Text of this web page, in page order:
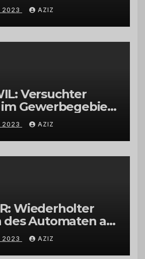
2023 AZIZ
Versuchter
Gewerbegebiet
2023 AZIZ
Wiederholter
Automaten am
in
am Labachweg
2023 AZIZ